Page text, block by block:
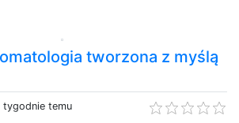
tworzona z myślą
tygodnie temu